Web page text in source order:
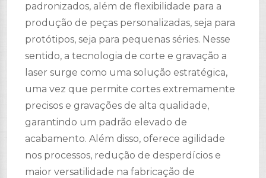
padronizados, além de flexibilidade para a
produção de peças personalizadas, seja para
protótipos, seja para pequenas séries. Nesse
sentido, a tecnologia de corte e gravação a
laser surge como uma solução estratégica,
uma vez que permite cortes extremamente
precisos e gravações de alta qualidade,
garantindo um padrão elevado de
acabamento. Além disso, oferece agilidade
nos processos, redução de desperdícios e
maior versatilidade na fabricação de